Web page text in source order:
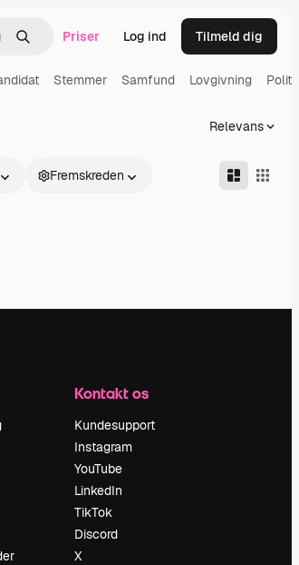
efter billede
Søge Priser Log ind Tilmeld dig
Stemmer Samfund Lovgivning
Relevans
Fremskreden
Kontakt os
Kundesupport
Instagram
YouTube
LinkedIn
TikTok
Discord
X